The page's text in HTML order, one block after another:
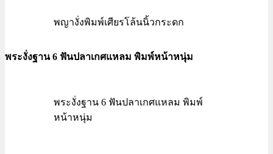
พญางั่งพิมพ์เศียรโล้นนิ้วกระดก
พระงั่งฐาน 6 ฟันปลาเกศแหลม พิมพ์หน้าหนุ่ม
พระงั่งฐาน 6 ฟันปลาเกศแหลม พิมพ์
หน้าหนุ่ม